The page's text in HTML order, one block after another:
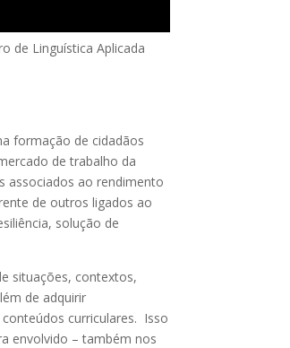
de Linguística Aplicada
formação de cidadãos
de trabalho da
associados ao rendimento
de outros ligados ao
solução de
situações, contextos,
de adquirir
curriculares. Isso
envolvido – também nos